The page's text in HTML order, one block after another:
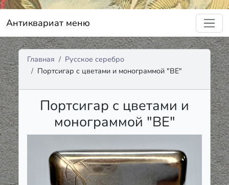
Антиквариат меню
Главная
Русское серебро
Портсигар с цветами и монограммой "ВЕ"
Портсигар с цветами и
монограммой "ВЕ"